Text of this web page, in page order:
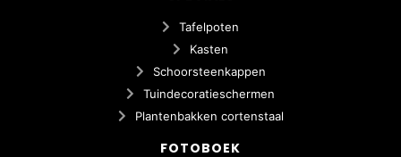
Tafelpoten
Kasten
Schoorsteenkappen
Tuindecoratieschermen
Plantenbakken cortenstaal
FOTOBOEK